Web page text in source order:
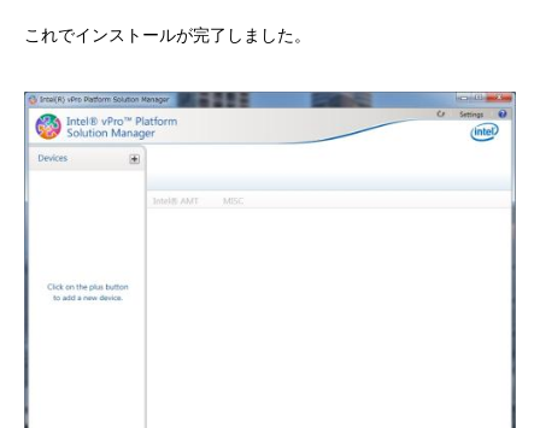
これでインストールが完了しました。